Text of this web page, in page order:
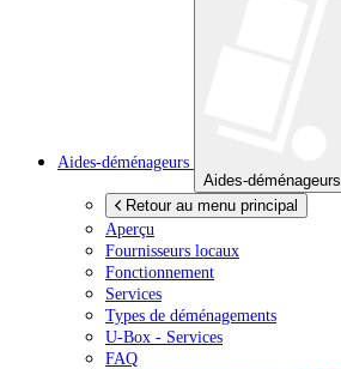
Aides-déménageurs
Aides-déménageurs
Retour au menu principal
Aperçu
Fournisseurs locaux
Fonctionnement
Services
Types de déménagements
U-Box - Services
FAQ